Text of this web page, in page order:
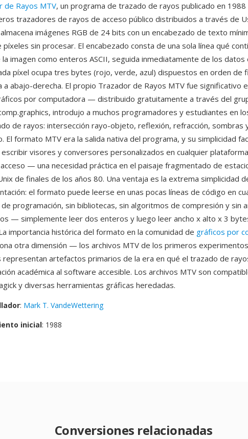
de Rayos MTV, un programa de trazado de rayos publicado en
trazadores de rayos de acceso público distribuidos a través de
imágenes RGB de 24 bits con un encabezado de texto
sin procesar. El encabezado consta de una sola línea qué
imagen como enteros ASCII, seguida inmediatamente de los datos
píxel ocupa tres bytes (rojo, verde, azul) dispuestos en orden de
a abajo-derecha. El propio Trazador de Rayos MTV fue significativo
por computadora — distribuido gratuitamente a través del
introdujo a muchos programadores y estudiantes en
de rayos: intersección rayo-objeto, reflexión, refracción, sombras
El formato MTV era la salida nativa del programa, y su simplicidad
visores y conversores personalizados en cualquier
— una necesidad práctica en el paisaje fragmentado de
de finales de los años 80. Una ventaja es la extrema simplicidad
el formato puede leerse en unas pocas líneas de código en
programación, sin bibliotecas, sin algoritmos de compresión y sin
— simplemente leer dos enteros y luego leer ancho x alto x 3
importancia histórica del formato en la comunidad de gráficos por
otra dimensión — los archivos MTV de los primeros
representan artefactos primarios de la era en qué el trazado de
académica al software accesible. Los archivos MTV son
y diversas herramientas gráficas heredadas.
: Mark T. VandeWettering
inicial: 1988
Conversiones relacionadas